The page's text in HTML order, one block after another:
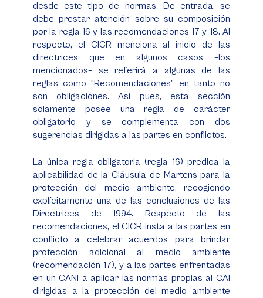
desde este tipo de normas. De entrada, se
debe prestar atención sobre su composición
por la regla 16 y las recomendaciones 17 y 18. Al
respecto, el CICR menciona al inicio de las
directrices que en algunos casos –los
mencionados– se referirá a algunas de las
reglas como “Recomendaciones” en tanto no
son obligaciones. Así pues, esta sección
solamente posee una regla de carácter
obligatorio y se complementa con dos
sugerencias dirigidas a las partes en conflictos.
La única regla obligatoria (regla 16) predica la
aplicabilidad de la Cláusula de Martens para la
protección del medio ambiente, recogiendo
explícitamente una de las conclusiones de las
Directrices de 1994. Respecto de las
recomendaciones, el CICR insta a las partes en
conflicto a celebrar acuerdos para brindar
protección adicional al medio ambiente
(recomendación 17), y a las partes enfrentadas
en un CANI a aplicar las normas propias al CAI
dirigidas a la protección del medio ambiente